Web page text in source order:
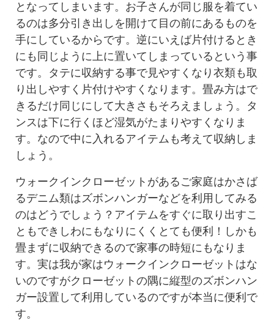
となってしまいます。お子さんが同じ服を着てい
るのは多分引き出しを開けて目の前にあるものを
手にしているからです。逆にいえば片付けるとき
にも同じように上に置いてしまっているという事
です。タテに収納する事で見やすくなり衣類も取
り出しやすく片付けやすくなります。畳み方はで
きるだけ同じにして大きさもそろえましょう。タ
ンスは下に行くほど湿気がたまりやすくなりま
す。なので中に入れるアイテムも考えて収納しま
しょう。
ウォークインクローゼットがあるご家庭はかさば
るデニム類はズボンハンガーなどを利用してみる
のはどうでしょう？アイテムをすぐに取り出すこ
ともできしわにもなりにくくとても便利！しかも
畳まずに収納できるので家事の時短にもなりま
す。実は我が家はウォークインクローゼットはな
いのですがクローゼットの隅に縦型のズボンハン
ガー設置して利用しているのですが本当に便利で
す。